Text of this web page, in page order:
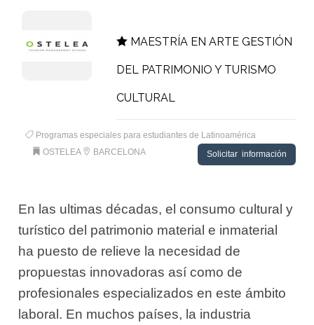
MAESTRÍA EN ARTE GESTIÓN
DEL PATRIMONIO Y TURISMO
CULTURAL
Programas especiales para estudiantes de Latinoamérica
OSTELEA
BARCELONA Solicitar información
En las ultimas décadas, el consumo cultural y
turístico del patrimonio material e inmaterial
ha puesto de relieve la necesidad de
propuestas innovadoras así como de
profesionales especializados en este ámbito
laboral. En muchos países, la industria